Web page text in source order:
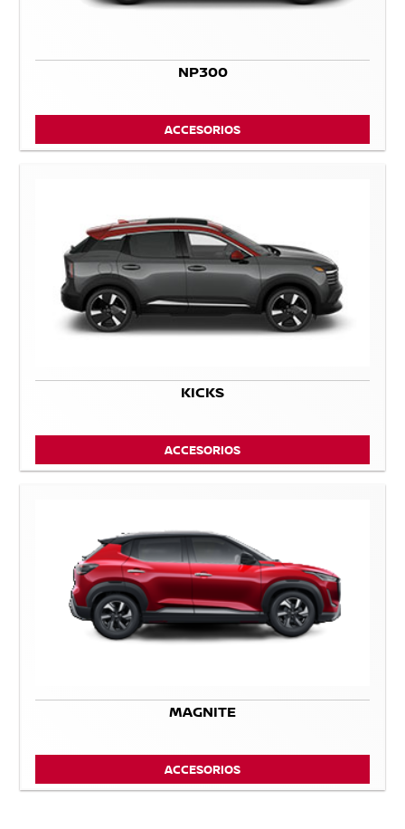
NP300
ACCESORIOS
KICKS
ACCESORIOS
MAGNITE
ACCESORIOS